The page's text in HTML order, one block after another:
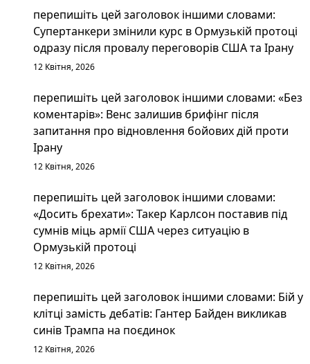
перепишіть цей заголовок іншими словами:
Супертанкери змінили курс в Ормузькій протоці
одразу після провалу переговорів США та Ірану
12 Квітня, 2026
перепишіть цей заголовок іншими словами: «Без
коментарів»: Венс залишив брифінг після
запитання про відновлення бойових дій проти
Ірану
12 Квітня, 2026
перепишіть цей заголовок іншими словами:
«Досить брехати»: Такер Карлсон поставив під
сумнів міць армії США через ситуацію в
Ормузькій протоці
12 Квітня, 2026
перепишіть цей заголовок іншими словами: Бій у
клітці замість дебатів: Гантер Байден викликав
синів Трампа на поєдинок
12 Квітня, 2026